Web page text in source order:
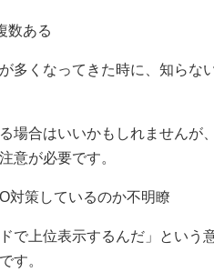
数ある
多くなってきた時に、知らな
場合はいいかもしれませんが
意が必要です。
対策しているのか不明瞭
で上位表示するんだ」という
す。